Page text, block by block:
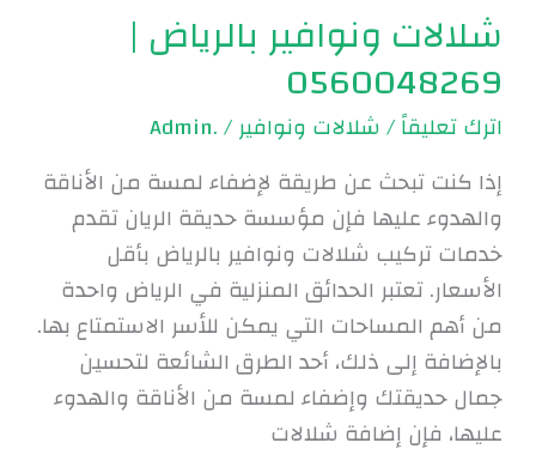
شلالات ونوافير بالرياض |
0560048269
اترك تعليقاً/شلالات ونوافير/
.Admin
إذا كنت تبحث عن طريقة لإضفاء لمسة من الأناقة
والهدوء عليها فإن مؤسسة حديقة الريان تقدم
خدمات تركيب شلالات ونوافير بالرياض بأقل
الأسعار. تعتبر الحدائق المنزلية في الرياض واحدة
من أهم المساحات التي يمكن للأسر الاستمتاع بها.
بالإضافة إلى ذلك، أحد الطرق الشائعة لتحسين
جمال حديقتك وإضفاء لمسة من الأناقة والهدوء
عليها، فإن إضافة شلالات